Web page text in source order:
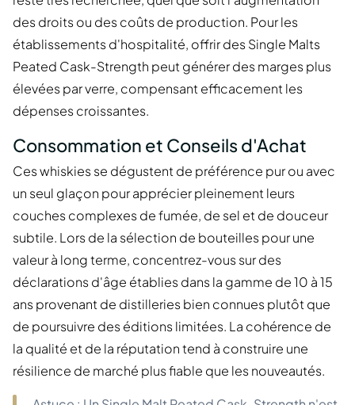
des droits ou des coûts de production. Pour les
établissements d'hospitalité, offrir des Single Malts
Peated Cask-Strength peut générer des marges plus
élevées par verre, compensant efficacement les
dépenses croissantes.
Consommation et Conseils d'Achat
Ces whiskies se dégustent de préférence pur ou avec
un seul glaçon pour apprécier pleinement leurs
couches complexes de fumée, de sel et de douceur
subtile. Lors de la sélection de bouteilles pour une
valeur à long terme, concentrez-vous sur des
déclarations d'âge établies dans la gamme de 10 à 15
ans provenant de distilleries bien connues plutôt que
de poursuivre des éditions limitées. La cohérence de
la qualité et de la réputation tend à construire une
résilience de marché plus fiable que les nouveautés.